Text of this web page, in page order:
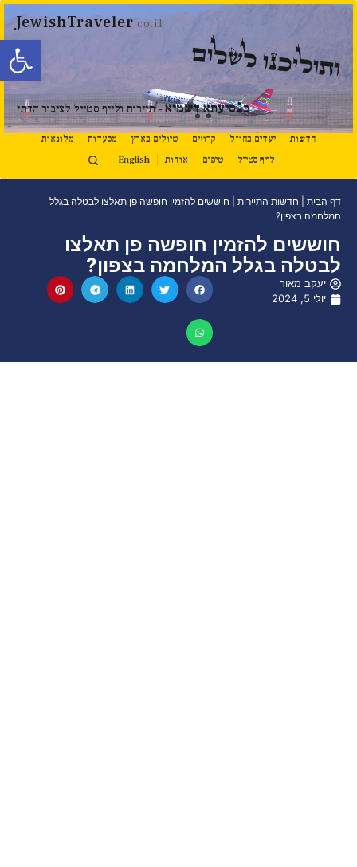
פתח
JewishTraveler.co.il
ותוליכנו לשלום
בנסיעתא דשמיא - תיירות ולייף סטייל לציבור הדתי
חדשות יעדים בחו"ל קרוזים טיולים בארץ מסעדות
מלונאות
לייף סטייל
טיפים אודות English
דף הבית חדשות התיירות
חוששים להזמין חופשה פן תאלצו לבטלה בגלל
המלחמה בצפון?
חוששים להזמין חופשה פן תאלצו
לבטלה בגלל המלחמה בצפון?
יעקב מאור
יולי 5, 2024